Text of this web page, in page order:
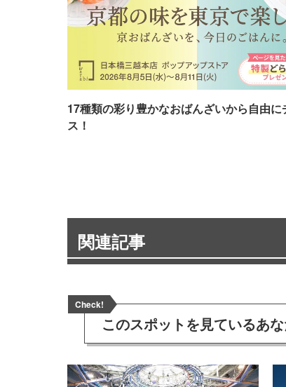
17種類の彩り豊かなおばんざいから自由に
ス！
関連記事
Check!
このスポットを見ているあ